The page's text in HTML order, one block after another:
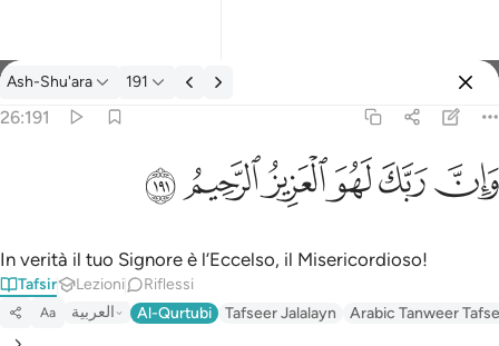
Tafsir: Ash-Shu'ara 26:191
Ash-Shu'ara 191
26:191
وَإِنَّ رَبَّكَ لَهُوَ ٱلْعَزِيزُ ٱلرَّحِيمُ ١٩١
ﱽﱾﱿﲀﲁﲂ
In verità il tuo Signore è l’Eccelso, il Misericordioso!
Tafsir Lezioni Riflessi
Aa العربية Al-Qurtubi Tafseer Jalalayn Arabic Tanweer